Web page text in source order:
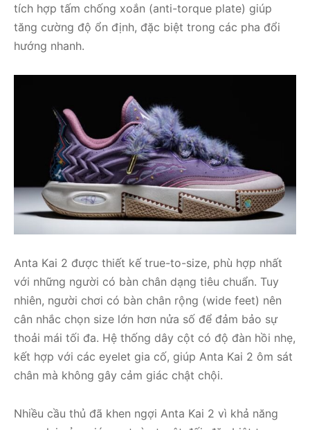
tích hợp tấm chống xoắn (anti-torque plate) giúp
tăng cường độ ổn định, đặc biệt trong các pha đổi
hướng nhanh.
Anta Kai 2 được thiết kế true-to-size, phù hợp nhất
với những người có bàn chân dạng tiêu chuẩn. Tuy
nhiên, người chơi có bàn chân rộng (wide feet) nên
cân nhắc chọn size lớn hơn nửa số để đảm bảo sự
thoải mái tối đa. Hệ thống dây cột có độ đàn hồi nhẹ,
kết hợp với các eyelet gia cố, giúp Anta Kai 2 ôm sát
chân mà không gây cảm giác chật chội.
Nhiều cầu thủ đã khen ngợi Anta Kai 2 vì khả năng